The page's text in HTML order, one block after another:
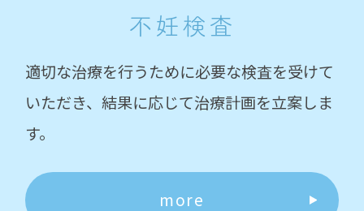
不妊検査
適切な治療を行うために必要な検査を受けて
いただき、結果に応じて治療計画を立案しま
す。
more